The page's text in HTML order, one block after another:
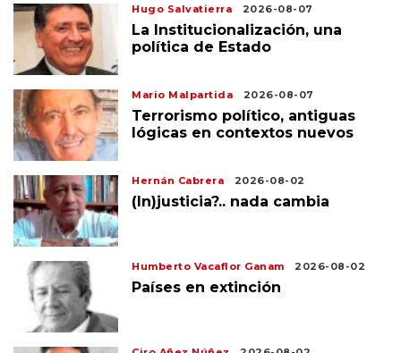
Hugo Salvatierra 2026-08-07
La Institucionalización, una
política de Estado
Mario Malpartida 2026-08-07
Terrorismo político, antiguas
lógicas en contextos nuevos
Hernán Cabrera 2026-08-02
(In)justicia?.. nada cambia
Humberto Vacaflor Ganam 2026-08-02
Países en extinción